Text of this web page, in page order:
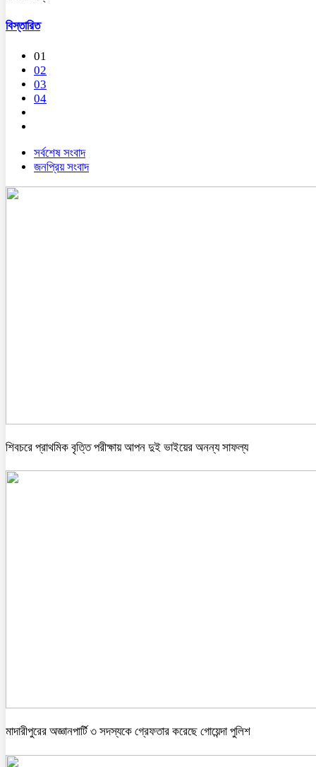
বিস্তারিত
01
02
03
04
সর্বশেষ সংবাদ
জনপ্রিয় সংবাদ
শিবচরে প্রাথমিক বৃত্তি পরীক্ষায় আপন দুই ভাইয়ের অনন্য সাফল্য
মাদারীপুরের অজ্ঞানপার্টি ৩ সদস্যকে গ্রেফতার করেছে গোয়েন্দা পুলিশ